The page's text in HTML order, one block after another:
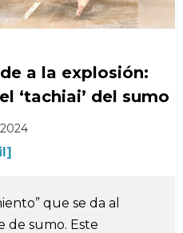
العربية
a la explosión:
‘tachiai’ del sumo
que se da al
de sumo. Este